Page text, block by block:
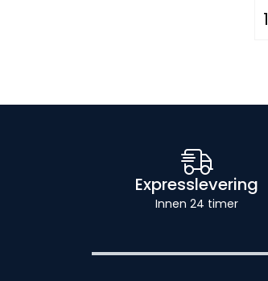
Expresslevering
Innen 24 timer